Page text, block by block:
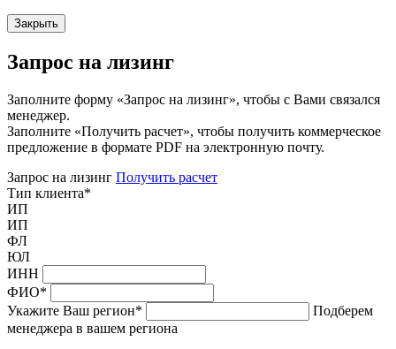
Закрыть
Запрос на лизинг
Заполните форму «Запрос на лизинг», чтобы с Вами связался
менеджер.
Заполните «Получить расчет», чтобы получить коммерческое
предложение в формате PDF на электронную почту.
Запрос на лизинг Получить расчет
Тип клиента*
ИП
ИП
ФЛ
ЮЛ
ИНН
ФИО*
Укажите Ваш регион*
Подберем
менеджера в вашем региона